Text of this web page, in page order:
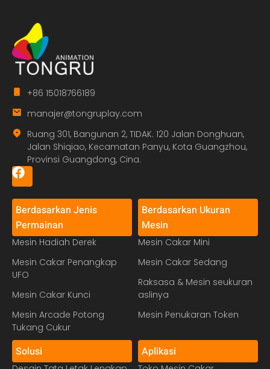
+86 15018766189
manajer@tongruplay.com
Ruang 301, Bangunan 2, TIDAK. 120 Jalan Donghuan,
Jalan Shiqiao, Kecamatan Panyu, Kota Guangzhou,
Provinsi Guangdong, Cina.
Berdasarkan Jenis
Permainan
Mesin Hadiah Derek
Mesin Cakar Penangkap
UFO
Mesin Cakar Kunci
Mesin Arcade Potong
Tukang Cukur
Berdasarkan Ukuran
Mesin
Mesin Cakar Mini
Mesin Cakar Sedang
Raksasa & Mesin seukuran
aslinya
Mesin Penukaran Token
Solusi Aplikasi